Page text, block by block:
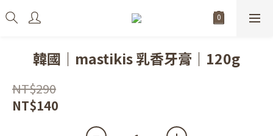
韓國｜mastikis 乳香牙膏｜120g
NT$290
NT$140